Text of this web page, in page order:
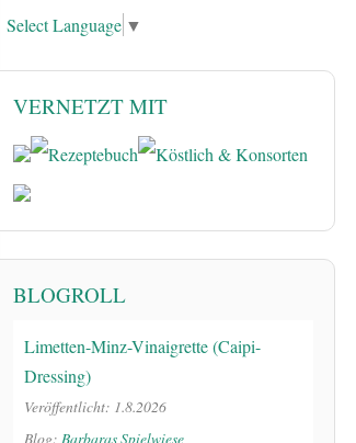
Select Language ▼
VERNETZT MIT
BLOGROLL
Limetten-Minz-Vinaigrette (Caipi-
Dressing)
Veröffentlicht: 1.8.2026
Blog: Barbaras Spielwiese